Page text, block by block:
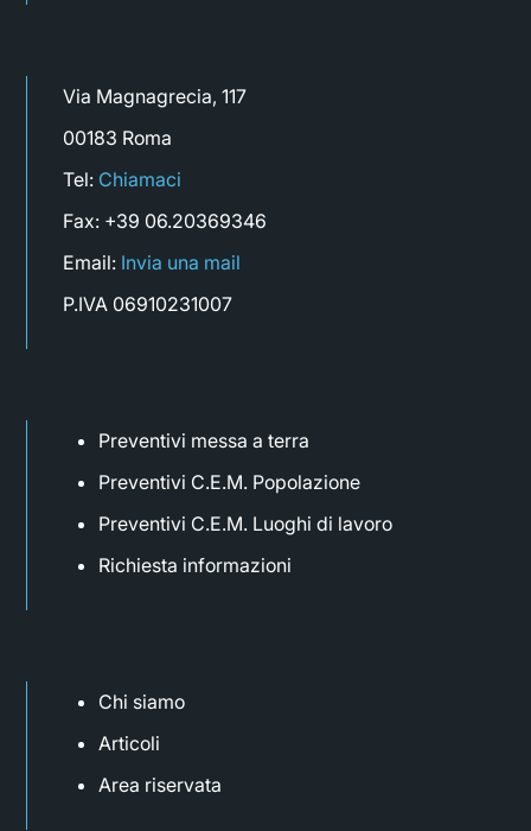
Via Magnagrecia, 117
00183 Roma
Tel: Chiamaci
Fax: +39 06.20369346
Email: Invia una mail
P.IVA 06910231007
Preventivi messa a terra
Preventivi C.E.M. Popolazione
Preventivi C.E.M. Luoghi di lavoro
Richiesta informazioni
Chi siamo
Articoli
Area riservata